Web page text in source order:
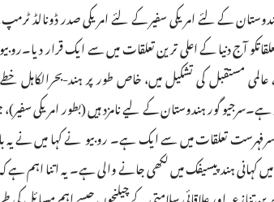
کے لئے امریکی سفیر کے لئے امریکی صدر ڈونالڈ
آج دنیا کے اعلی ترین تعلقات میں سے ایک قرار
مستقبل کی تشکیل میں، خاص طور پر ہند-بحرالکاہل
گور ہندوستان کے لیے نامزد ہیں (بطور امریکی سفیر)،
سرفہرست تعلقات میں سے ایک ہے۔ روبیو نے کہا میں نے
ہند پیسیفک میں لکھی جانے والی ہے۔ یہ اتنا اہم ہے